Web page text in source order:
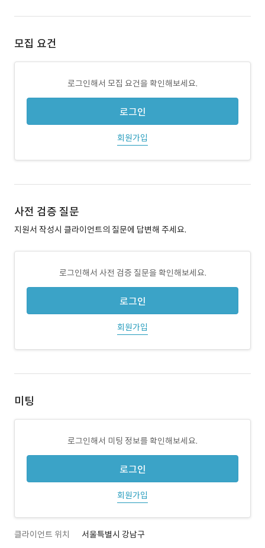
모집 요건
로그인해서 모집 요건을 확인해보세요.
로그인
회원가입
사전 검증 질문
지원서 작성시 클라이언트의 질문에 답변해 주세요.
로그인해서 사전 검증 질문을 확인해보세요.
로그인
회원가입
미팅
로그인해서 미팅 정보를 확인해보세요.
로그인
회원가입
클라이언트 위치 서울특별시 강남구